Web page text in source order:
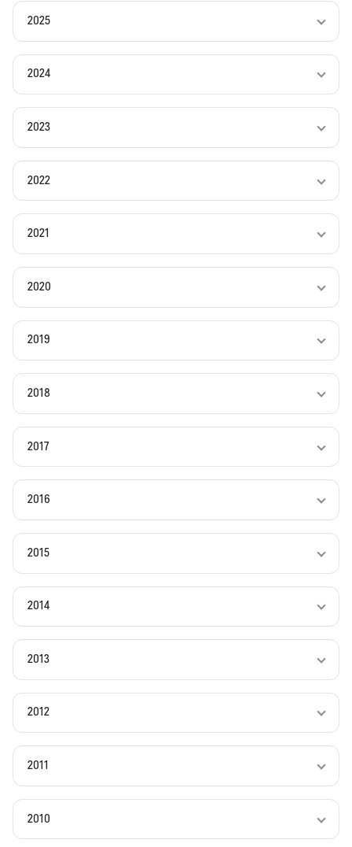
2025
2024
2023
2022
2021
2020
2019
2018
2017
2016
2015
2014
2013
2012
2011
2010